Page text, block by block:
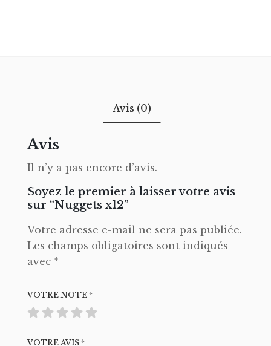
Avis (0)
Avis
Il n’y a pas encore d’avis.
Soyez le premier à laisser votre avis
sur “Nuggets x12”
Votre adresse e-mail ne sera pas publiée.
Les champs obligatoires sont indiqués
avec *
VOTRE NOTE *
VOTRE AVIS *